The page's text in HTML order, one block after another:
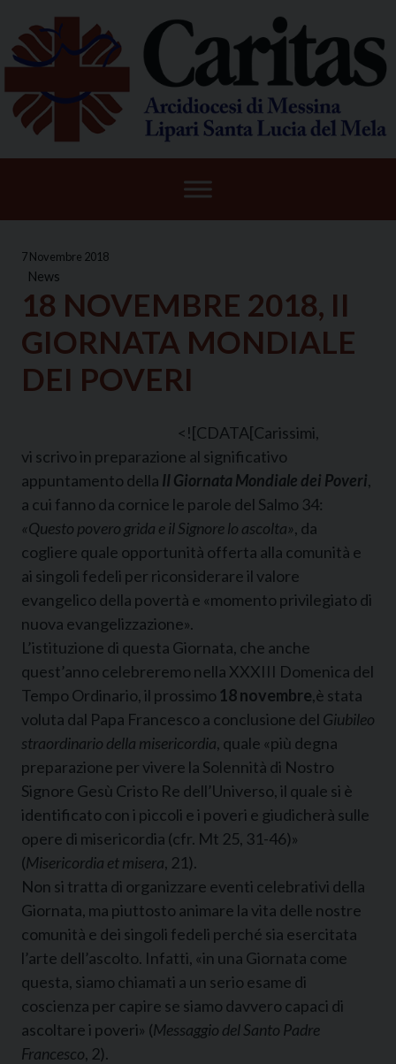
content
7 Novembre 2018
News
18 NOVEMBRE 2018, II
GIORNATA MONDIALE
DEI POVERI
<![CDATA[Carissimi,
vi scrivo in preparazione al significativo
appuntamento della II Giornata Mondiale dei Poveri,
a cui fanno da cornice le parole del Salmo 34:
«Questo povero grida e il Signore lo ascolta», da
cogliere quale opportunità offerta alla comunità e
ai singoli fedeli per riconsiderare il valore
evangelico della povertà e «momento privilegiato di
nuova evangelizzazione».
L’istituzione di questa Giornata, che anche
quest’anno celebreremo nella XXXIII Domenica del
Tempo Ordinario, il prossimo 18 novembre,è stata
voluta dal Papa Francesco a conclusione del Giubileo
straordinario della misericordia, quale «più degna
preparazione per vivere la Solennità di Nostro
Signore Gesù Cristo Re dell’Universo, il quale si è
identificato con i piccoli e i poveri e giudicherà sulle
opere di misericordia (cfr. Mt 25, 31-46)»
(Misericordia et misera, 21).
Non si tratta di organizzare eventi celebrativi della
Giornata, ma piuttosto animare la vita delle nostre
comunità e dei singoli fedeli perché sia esercitata
l’arte dell’ascolto. Infatti, «in una Giornata come
questa, siamo chiamati a un serio esame di
coscienza per capire se siamo davvero capaci di
ascoltare i poveri» (Messaggio del Santo Padre
Francesco, 2).